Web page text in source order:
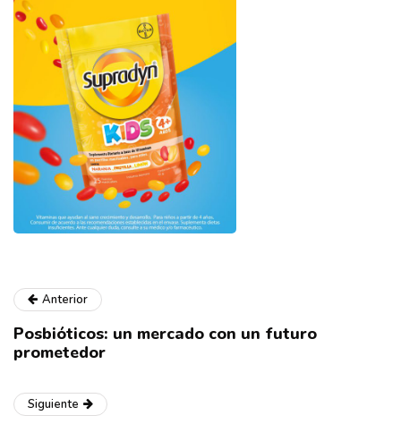
Anterior
Posbióticos: un mercado con un futuro
prometedor
Siguiente